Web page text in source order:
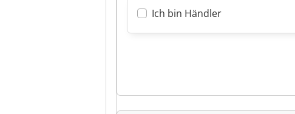
Ich bin Händler